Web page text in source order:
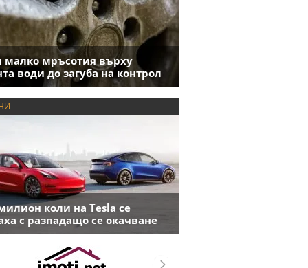
малко мръсотия върху
води до загуба на контрол
коли на Tesla се
с разпадащо се окачване